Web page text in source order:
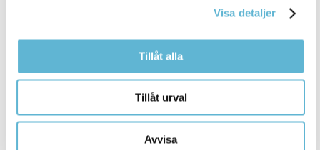
Visa detaljer
Tillåt alla
Tillåt urval
Avvisa
Fax: 0456-82 22 00